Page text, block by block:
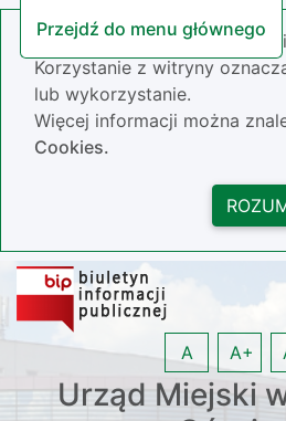
Przejdź do menu głównego
Nasza strona wykorzystuje
Korzystanie z witryny
lub wykorzystanie.
Więcej informacji można
Cookies.
Urząd Miejski
A A+